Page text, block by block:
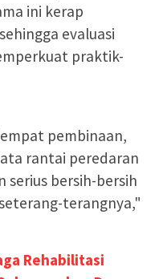
ini kerap
evaluasi
praktik-
pembinaan,
rantai peredaran
serius bersih-bersih
terangnya,"
Rehabilitasi